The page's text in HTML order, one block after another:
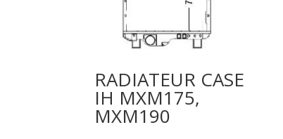
RADIATEUR CASE
IH MXM175,
MXM190